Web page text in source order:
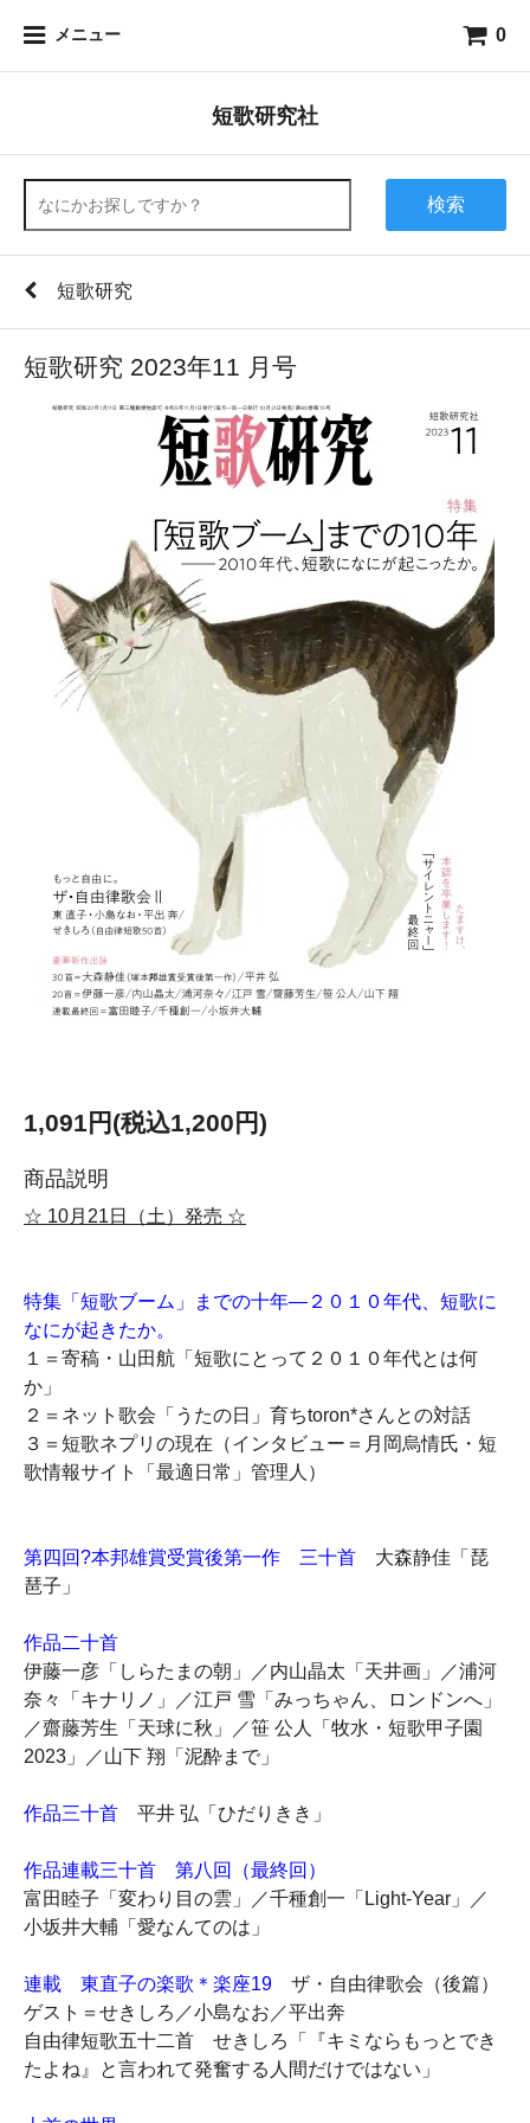
メニュー 0
短歌研究社
検索
短歌研究
短歌研究 2023年11 月号
1,091円(税込1,200円)
商品説明
☆ 10月21日（土）発売 ☆
特集「短歌ブーム」までの十年―２０１０年代、短歌に
なにが起きたか。
１＝寄稿・山田航「短歌にとって２０１０年代とは何
か」
２＝ネット歌会「うたの日」育ちtoron*さんとの対話
３＝短歌ネプリの現在（インタビュー＝月岡烏情氏・短
歌情報サイト「最適日常」管理人）
第四回?本邦雄賞受賞後第一作 三十首 大森静佳「琵
琶子」
作品二十首
伊藤一彦「しらたまの朝」／内山晶太「天井画」／浦河
奈々「キナリノ」／江戸 雪「みっちゃん、ロンドンへ」
／齋藤芳生「天球に秋」／笹 公人「牧水・短歌甲子園
2023」／山下 翔「泥酔まで」
作品三十首 平井 弘「ひだりきき」
作品連載三十首 第八回（最終回）
富田睦子「変わり目の雲」／千種創一「Light-Year」／
小坂井大輔「愛なんてのは」
連載 東直子の楽歌＊楽座19 ザ・自由律歌会（後篇）
ゲスト＝せきしろ／小島なお／平出奔
自由律短歌五十二首 せきしろ「『キミならもっとでき
たよね』と言われて発奮する人間だけではない」